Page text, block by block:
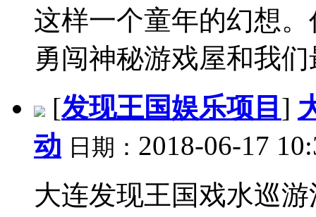
这样一个童年的幻想
勇闯神秘游戏屋和我们
[发现王国娱乐项目 ]
动 日期： 2018-06-17
大连发现王国戏水巡